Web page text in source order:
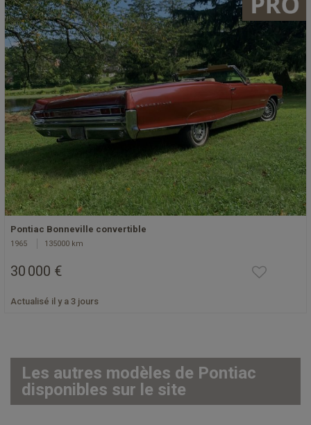
Pontiac Bonneville convertible
1965 135000 km
30 000 €
Actualisé il y a 3 jours
Les autres modèles de Pontiac
disponibles sur le site